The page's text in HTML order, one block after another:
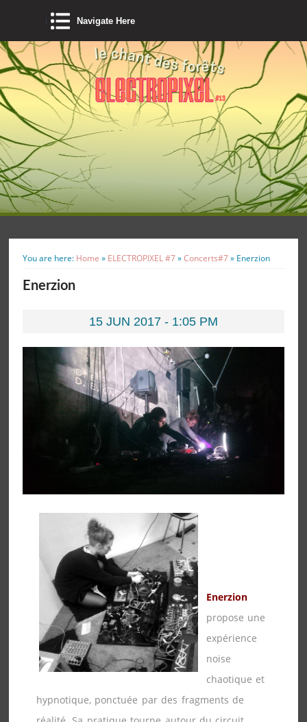
Navigate Here
You are here: Home » ELECTROPIXEL #7»Concerts#7» Enerzion
Enerzion
15 JUN 2017 - 1:05 PM
Enerzion
propose une
expérience
noise
chaotique et
hypnotique, ponctuée par des fragments de